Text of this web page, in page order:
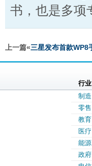
书，也是多项
上一篇«三星发布首款
行业
制造
零售
教育
医疗
能源
政府